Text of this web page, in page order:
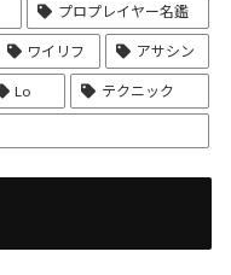
プロプレイヤー名鑑
ワイリフ アサシン
Lo テクニック